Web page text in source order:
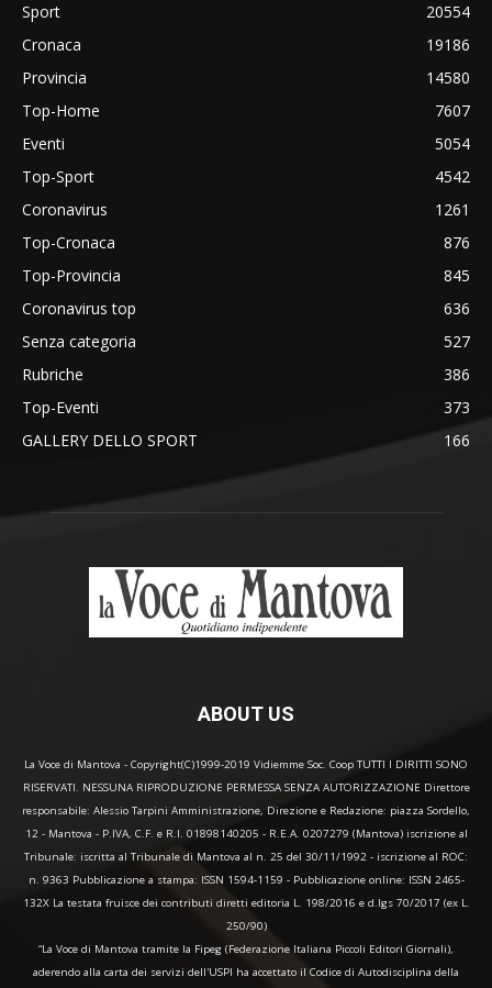
Sport
20554
Cronaca
19186
Provincia
14580
Top-Home
7607
Eventi
5054
Top-Sport
4542
Coronavirus
1261
Top-Cronaca
876
Top-Provincia
845
Coronavirus top
636
Senza categoria
527
Rubriche
386
Top-Eventi
373
GALLERY DELLO SPORT
166
ABOUT US
La Voce di Mantova - Copyright(C)1999-2019 Vidiemme Soc. Coop TUTTI I DIRITTI SONO
RISERVATI. NESSUNA RIPRODUZIONE PERMESSA SENZA AUTORIZZAZIONE Direttore
responsabile: Alessio Tarpini Amministrazione, Direzione e Redazione: piazza Sordello,
12 - Mantova - P.IVA, C.F. e R.I. 01898140205 - R.E.A. 0207279 (Mantova) iscrizione al
Tribunale: iscritta al Tribunale di Mantova al n. 25 del 30/11/1992 - iscrizione al ROC:
n. 9363 Pubblicazione a stampa: ISSN 1594-1159 - Pubblicazione online: ISSN 2465-
132X La testata fruisce dei contributi diretti editoria L. 198/2016 e d.lgs 70/2017 (ex L.
250/90)
“La Voce di Mantova tramite la Fipeg (Federazione Italiana Piccoli Editori Giornali),
aderendo alla carta dei servizi dell'USPI ha accettato il Codice di Autodisciplina della